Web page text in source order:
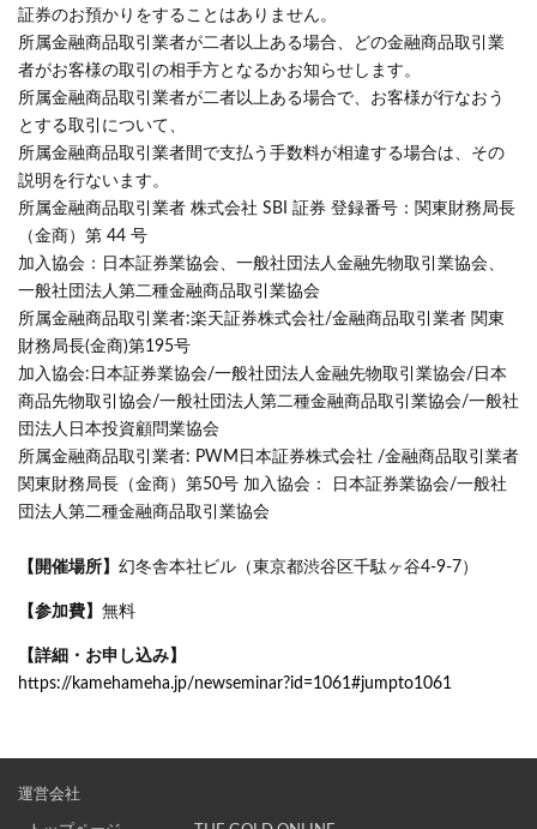
証券のお預かりをすることはありません。
所属金融商品取引業者が二者以上ある場合、どの金融商品取引業
者がお客様の取引の相手方となるかお知らせします。
所属金融商品取引業者が二者以上ある場合で、お客様が行なおう
とする取引について、
所属金融商品取引業者間で支払う手数料が相違する場合は、その
説明を行ないます。
所属金融商品取引業者 株式会社 SBI 証券 登録番号：関東財務局長
（金商）第 44 号
加入協会：日本証券業協会、一般社団法人金融先物取引業協会、
一般社団法人第二種金融商品取引業協会
所属金融商品取引業者:楽天証券株式会社/金融商品取引業者 関東
財務局長(金商)第195号
加入協会:日本証券業協会/一般社団法人金融先物取引業協会/日本
商品先物取引協会/一般社団法人第二種金融商品取引業協会/一般社
団法人日本投資顧問業協会
所属金融商品取引業者: PWM日本証券株式会社 /金融商品取引業者
関東財務局長（金商）第50号 加入協会： 日本証券業協会/一般社
団法人第二種金融商品取引業協会
【開催場所】 幻冬舎本社ビル（東京都渋谷区千駄ヶ谷4-9-7）
【参加費】 無料
【詳細・お申し込み】
https://kamehameha.jp/newseminar?id=1061#jumpto1061
運営会社